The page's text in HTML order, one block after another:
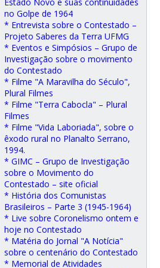
no Golpe de 1964
* Entrevista sobre o Contestado –
Projeto Saberes da Terra UFMG
* Eventos e Simpósios – Grupo de
Investigação sobre o movimento
do Contestado
* Filme "A Maravilha do Século",
Plural Filmes
* Filme "Terra Cabocla" – Plural
Filmes
* Filme "Vida Laboriada", sobre o
êxodo rural no Planalto Serrano,
1994.
* GIMC – Grupo de Investigação
sobre o Movimento do
Contestado – site oficial
* História dos Comunistas
Brasileiros – Parte 3 (1945-1964)
* Live sobre Coronelismo ontem e
hoje no Contestado
* Matéria do Jornal "A Notícia"
sobre o centenário do Contestado
* Memorial de Atividades